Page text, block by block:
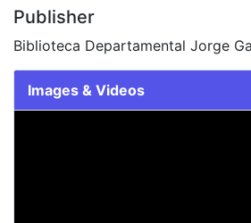
Publisher
Biblioteca Departamental Jorge
Images & Videos